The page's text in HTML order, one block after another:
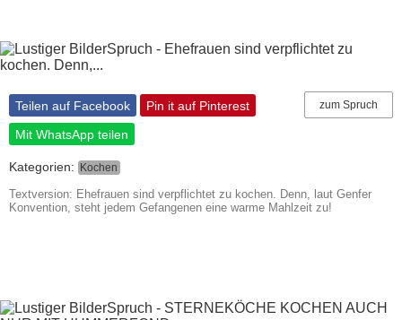
zum Spruch
Teilen auf Facebook
Pin it auf Pinterest
Mit WhatsApp teilen
Kategorien: Kochen
Textversion: Ehefrauen sind verpflichtet zu kochen. Denn, laut Genfer
Konvention, steht jedem Gefangenen eine warme Mahlzeit zu!